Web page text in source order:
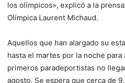
los olímpicos», explicó a la
Olímpica Laurent Michaud.
Aquellos que han alargado su
hasta el martes por la noche
primeros paradeportistas no
agosto. Se espera que cerca de